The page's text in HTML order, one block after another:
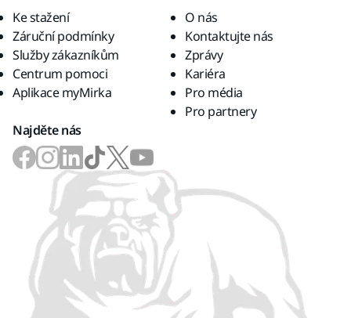
Ke stažení
Záruční podmínky
Služby zákazníkům
Centrum pomoci
Aplikace myMirka
O nás
Kontaktujte nás
Zprávy
Kariéra
Pro média
Pro partnery
Najděte nás